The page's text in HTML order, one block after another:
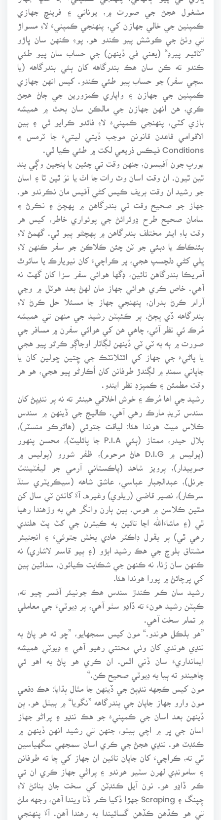
مشغول هجڻ جي صورت ۾، يوناني ۽ فرينچ جهازي
ڪمپنين جي خالي جهازن کي، پنهنجي ڪمپنيءَ لاءِ مسواڙ
تي وٺڻ جي ڪوشش پيو ڪندو هو. پوءِ ڪنهن سان ڀاڙو
”ٽائيم پيرڊ“ (يعني في ڏينهن) جي حساب سان پيو طئي
ڪندو ته ڪن سان هڪ بندرگاهه کان ٻئي بندرگاهه (يا
سڄي سفر) جو حساب پيو طئي ڪندو. کيس انهن جهازي
ڪمپنين جي جهازن ۽ واپاري ڪمزورين جي ڄاڻ هجڻ
ڪري، هن انهن جهازن جي مالڪن سان بحث ۾ هميشه
بازي کٽي، پنهنجي ڪمپنيءَ لاءِ فائدو ڪرايو ٿي ۽ بين
الاقوامي قاعدن قانونن موجب ڏيتي ليتيءَ جا ٽرمس ۽
Conditions فيڪس ذريعي لکت ۾ طئي ڪيا ٿي.
يورپ جون آفيسون، جنهن وقت تي چئين يا پنجين وڳي بند
ٿين ٿيون. ان وقت اسان وٽ رات جا اٺ يا نوَ ٿين ٿا ۽ اسان
جو رشيد ان وقت بريف ڪيس کڻي آفيس مان نڪرندو هو.
جهاز جو صحيح وقت تي بندرگاهن ۾ پهچڻ ۽ نڪرڻ ۽
سامان صحيح طرح ڍوئرائڻ جي پوئواري خاطر، کيس هر
وقت باءِ ايئر مختلف بندرگاهن ۾ پهچڻو پيو ٿي. گهمڻ لاءِ
بئنڪاڪ يا دبئي جو ٽن چئن ڪلاڪن جو سفر ڪنهن لاءِ
ڀلي کڻي دلچسپ هجي، پر ڪراچيءَ کان نيويارڪ يا سائوٿ
آمريڪا بندرگاهن تائين، ڊگها هوائي سفر سزا کان گهٽ نه
آهي. خاص ڪري هوائي جهاز مان لهڻ بعد هوٽل ۾ وڃي
آرام ڪرڻ بدران، پنهنجي جهاز جا مسئلا حل ڪرڻ لاءِ
بندرگاهه ڏي ڀڄڻ. پر ڪئپٽن رشيد جي منهن تي هميشه
مُرڪ ئي نظر آئي، چاهي هن کي هوائي سفرن ۾ مسافر جي
صورت ۾ ٻه ٻه ٽي ٽي ڏينهن لڳاتار اوجاڳو ڪرڻو پيو هجي
يا پاڻيءَ جي جهاز کي ائٽلانٽڪ جي ڇِتين ڇولين کان يا
جاپاني سمنڊ ۾ لڳندڙ طوفانن کان اُڪارڻو پيو هجي، هو هر
وقت مطمئن ۽ ڪمپزڊ نظر ايندو.
رشيد جي اها مُرڪ ۽ خوش اخلاقي هينئر ته نه پر ننڍپڻ کان
سندس ٽريڊ مارڪ رهي آهي. ڪاليج جي ڏينهن ۾ سندس
ڪلاس ميٽ هوندا هئا: لياقت جتوئي (هاڻوڪو منسٽر)،
بلال حيدر، ممتاز (ٻئي P.I.A جا پائليٽ)، محسن پنهور
(پوليس ۾ D.I.G هاڻ مرحوم)، ظفر شورو (پوليس ۾
صوبيدار)، پرويز شاهد (پاڪستاني آرمي جو ليفٽيننٽ
جرنل)، عبدالجبار عباسي، عاشق شاهه (سيڪريٽري سنڌ
سرڪار)، نصير قاضي (ريلوي) وغيره. آءٌ کانئن ٽي سال کن
مٿين ڪلاسن ۾ هوس. ٻين ٻارن وانگر هي به وڙهندا رهيا
ٿي (۽ ماشاءَالله اڃا تائين به ڪيترن جي کٽ پٽ هلندي
رهي ٿي) پر بقول ڊاڪٽر هادي بخش جتوئيءَ ۽ انجنيئر
مشتاق بلوچ جي هڪ رشيد ابڙو (۽ ٻيو قاسم لاشاري) نه
ڪنهن سان رُٺا، نه ڪنهن جي شڪايت ڪيائون، سدائين ٻين
کي پرچائڻ ۾ پورا هوندا هئا.
رشيد سان ڪم ڪندڙ سندس هڪ جونيئر آفسر چيو ته،
ڪپٽن رشيد هونءَ ته ڏاڍو سٺو آهي، پر ڊيوٽيءَ جي معاملي
۾ تمام سخت آهي.
”هو بلڪل هوندو.“ مون کيس سمجهايو، ”ڇو ته هو پاڻ به
ننڍي هوندي کان وٺي محنتي رهيو آهي ۽ ڊيوٽي هميشه
ايمانداريءَ سان ڏني اٿس. ان ڪري هو پاڻ به اهو ئي
چاهيندو ته ٻيا به ڊيوٽي صحيح ڪن.“
مون کيس ڪجهه ننڍپڻ جي ڏينهن جا مثال ٻڌايا: هڪ دفعي
مون وارو جهاز جاپان جي بندرگاهه ”نگويا“ ۾ بيٺل هو. ٻن
ڏينهن بعد اسان جي ڪمپنيءَ جو هڪ ننڍو ۽ پراڻو جهاز
اسان جي ڀر ۾ اچي بيٺو، جنهن تي رشيد انهن ڏينهن ۾
ڪئڊٽ هو. ننڍي هجڻ جي ڪري اسان سمجهي سگهياسين
ٿي ته، ڪراچيءَ کان جاپان تائين ان جهاز کي ڇا ته طوفانن
۽ سامونڊي لهرن سٽيو هوندو ۽ پراڻي جهاز ڪري ان تي
ڪم ڏاڍو هو. نون آيل ڪئڊٽن کي سخت جان بنائڻ لاءِ
چِپنگ ۽ Scraping جهڙا ڏکيا ڪم ڏنا ويندا آهن، وجهه ملڻ
تي هو ڪڏهن ڪڏهن گسائيندا به رهندا آهن. آءٌ پنهنجي